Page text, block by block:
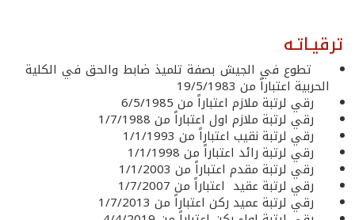
ترقيـاتـه
تطوع في الجيش بصفة تلميذ ضابط والحق في الكلية
الحربية اعتباراً من 19/5/1983
رقي لرتبة ملازم اعتباراً من 6/5/1985
رقي لرتبة ملازم اول اعتباراً من 1/7/1988
رقي لرتبة نقيب اعتباراً من 1/1/1993
رقي لرتبة رائد اعتباراً من 1/1/1998
رقي لرتبة مقدم اعتباراً من 1/1/2003
رقي لرتبة عقيد اعتباراً من 1/7/2007
رقي لرتبة عميد ركن اعتباراً من 1/7/2013